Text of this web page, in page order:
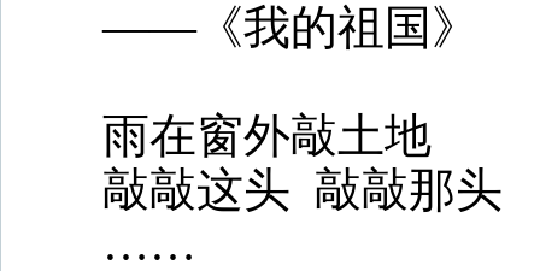
——《我的祖国》
雨在窗外敲土地
敲敲这头 敲敲那头
……